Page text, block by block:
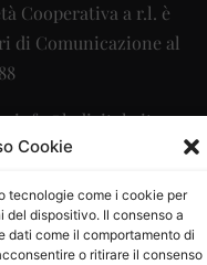
Cookie
tecnologie come i cookie per
dispositivo. Il consenso a
dati come il comportamento di
o ritirare il consenso
Cooperativa a r.l. è
di Comunicazione al
info@ladigitale.it